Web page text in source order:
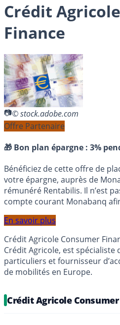
Crédit
Finance
© stock.adobe.com
Offre Partenaire
🎁 Bon plan épargne : 3%
Bénéficiez de cette offre de
votre épargne, auprès de
rémunéré Rentabilis. Il n’est
compte courant Monabanq
En savoir plus
Crédit Agricole Consumer
Crédit Agricole, est spécialiste
particuliers et fournisseur
de mobilités en Europe.
Crédit Agricole